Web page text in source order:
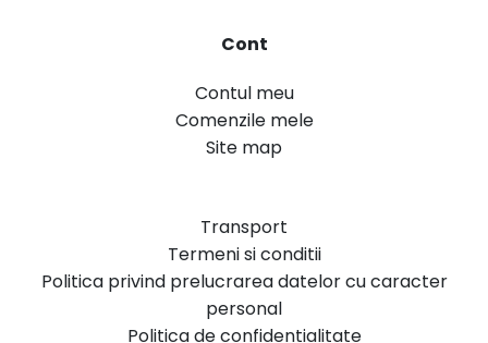
Cont
Contul meu
Comenzile mele
Site map
Transport
Termeni si conditii
Politica privind prelucrarea datelor cu caracter
personal
Politica de confidentialitate